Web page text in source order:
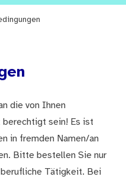
die von Ihnen
sein! Es ist
in fremden Namen/an
Bitte bestellen Sie nur
Tätigkeit. Bei